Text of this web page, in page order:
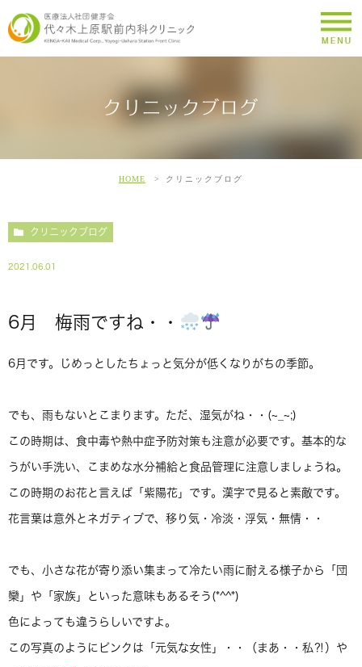
クリニックブログ
HOME クリニックブログ
クリニックブログ
2021.06.01
6月 梅雨ですね・・
6月です。じめっとしたちょっと気分が低くなりがちの季節。
でも、雨もないとこまります。ただ、湿気がね・・(~_~;)
この時期は、食中毒や熱中症予防対策も注意が必要です。基本的な
うがい手洗い、こまめな水分補給と食品管理に注意しましょうね。
この時期のお花と言えば「紫陽花」です。漢字で見ると素敵です。
花言葉は意外とネガティブで、移り気・冷淡・浮気・無情・・
でも、小さな花が寄り添い集まって冷たい雨に耐える様子から「団
欒」や「家族」といった意味もあるそう(*^^*)
色によっても違うらしいですよ。
この写真のようにピンクは「元気な女性」・・（まあ・・私⁈）や